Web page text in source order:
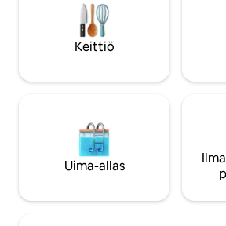
Cave Temple (Wat Khu Ba Noi) - Bo
Temple, see the metal murals - Fog
at the head of the city of Lee - Pak Nai
fishing village (laft across to Uttaradit) -
Keittiö
Uima-allas